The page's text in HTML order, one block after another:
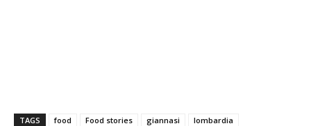
TAGS food Food stories giannasi
lombardia